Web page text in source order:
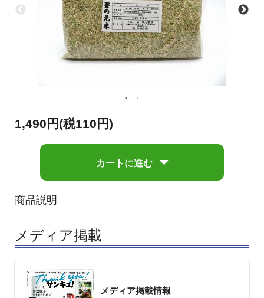
1,490円(税110円)
カートに進む
商品説明
メディア掲載
メディア掲載情報